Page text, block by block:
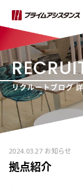
リクルートブログ
2024.03.27 お知らせ
拠点紹介